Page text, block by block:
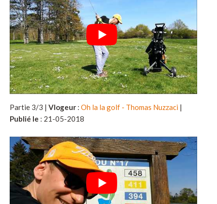
Partie 3/3 | Vlogeur : Oh la la golf - Thomas Nuzzaci |
Publié le : 21-05-2018